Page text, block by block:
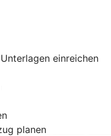
einreichen
planen